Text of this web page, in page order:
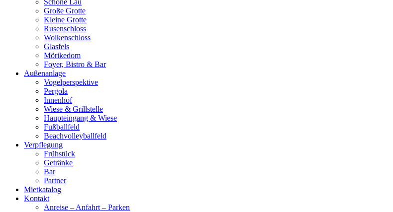
Schöne Lau
Große Grotte
Kleine Grotte
Rusenschloss
Wolkenschloss
Glasfels
Mörikedom
Foyer, Bistro & Bar
Außenanlage
Vogelperspektive
Pergola
Innenhof
Wiese & Grillstelle
Haupteingang & Wiese
Fußballfeld
Beachvolleyballfeld
Verpflegung
Frühstück
Getränke
Bar
Partner
Mietkatalog
Kontakt
Anreise – Anfahrt – Parken